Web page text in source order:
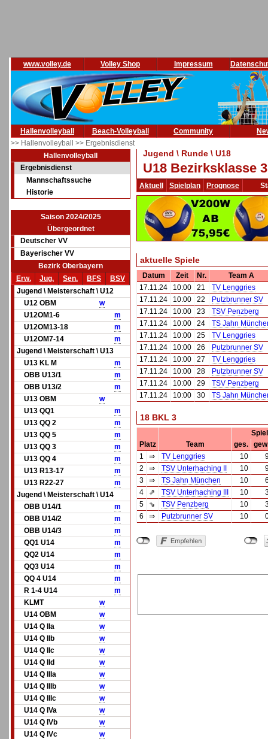
www.volley.de Volley Shop Impressum
Hallenvolleyball Beach-Volleyball Community
>> Hallenvolleyball >> Ergebnisdienst
Hallenvolleyball
Ergebnisdienst
Mannschaftssuche
Historie
Saison 2024/2025
Übergeordnet
Deutscher VV
Bayerischer VV
Bezirk Oberbayern
Erw.
Jug. Sen. BFS
BSV
Jugend \ Meisterschaft \ U12
U12 OBM
w
U12OM1-6
m
U12OM13-18
m
U12OM7-14
m
Jugend \ Meisterschaft \ U13
U13 KL M
m
OBB U13/1
m
OBB U13/2
m
U13 OBM
w
U13 QQ1
m
U13 QQ 2
m
U13 QQ 5
m
U13 QQ 3
m
U13 QQ 4
m
U13 R13-17
m
U13 R22-27
m
Jugend \ Meisterschaft \ U14
OBB U14/1
m
OBB U14/2
m
OBB U14/3
m
QQ1 U14
m
QQ2 U14
m
QQ3 U14
m
QQ 4 U14
m
R 1-4 U14
m
KLMT
w
U14 OBM
w
U14 Q IIa
w
U14 Q IIb
w
U14 Q IIc
w
U14 Q IId
w
U14 Q IIIa
w
U14 Q IIIb
w
U14 Q IIIc
w
U14 Q IVa
w
U14 Q IVb
w
U14 Q IVc
w
Jugend \ Runde \ U18
U18 Bezirksklasse
Aktuell Spielplan Prognose
aktuelle Spiele
Datum Zeit Nr.
Team A
17.11.24
10:00 21
TV Lenggries
17.11.24
10:00 22
Putzbrunner SV
17.11.24
10:00 23
TSV Penzberg
17.11.24
10:00 24
TS Jahn
17.11.24
10:00 25
TV Lenggries
17.11.24
10:00 26
Putzbrunner SV
17.11.24
10:00 27
TV Lenggries
17.11.24
10:00 28
Putzbrunner SV
17.11.24
10:00 29
TSV Penzberg
17.11.24
10:00 30 TS Jahn
18 BKL 3
Platz
Team ges.
1
⇒ TV Lenggries 10
2
⇒ TSV Unterhaching II 10
3
⇒ TS Jahn München 10
4
⇗ TSV Unterhaching III 10
5
⇘ TSV Penzberg 10
6
⇒ Putzbrunner SV 10